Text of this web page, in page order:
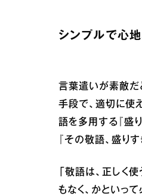
シンプルで心地
言葉遣いが素敵だ
手段で、適切に使
語を多用する『盛
『その敬語、盛り
「敬語は、正しく
もなく、かといっ